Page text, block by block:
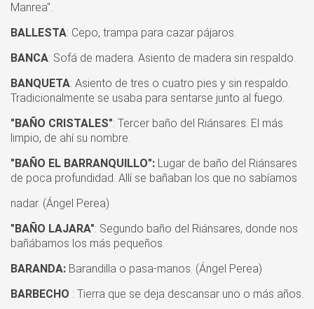
Manrea".
BALLESTA: Cepo, trampa para cazar pájaros.
BANCA: Sofá de madera. Asiento de madera sin respaldo.
BANQUETA: Asiento de tres o cuatro pies y sin respaldo.
Tradicionalmente se usaba para sentarse junto al fuego.
"BAÑO CRISTALES": Tercer baño del Riánsares. El más
limpio, de ahí su nombre.
"BAÑO EL BARRANQUILLO": Lugar de baño del Riánsares
de poca profundidad. Allí se bañaban los que no sabíamos
nadar. (Ángel Perea)
"BAÑO LAJARA": Segundo baño del Riánsares, donde nos
bañábamos los más pequeños.
BARANDA: Barandilla o pasa-manos. (Ángel Perea)
BARBECHO : Tierra que se deja descansar uno o más años.